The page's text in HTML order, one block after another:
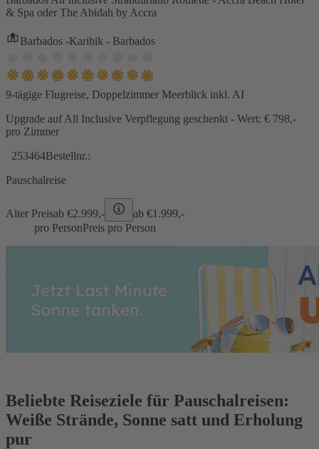
& Spa oder The Abidah by Accra
Barbados -Karibik - Barbados
9-tägige Flugreise, Doppelzimmer Meerblick inkl. AI
Upgrade auf All Inclusive Verpflegung geschenkt - Wert: € 798,-
pro Zimmer
253464Bestellnr.:
Pauschalreise
Alter Preisab €2.999,- ab €1.999,-
pro PersonPreis pro Person
Beliebte Reiseziele für Pauschalreisen:
Weiße Strände, Sonne satt und Erholung
pur